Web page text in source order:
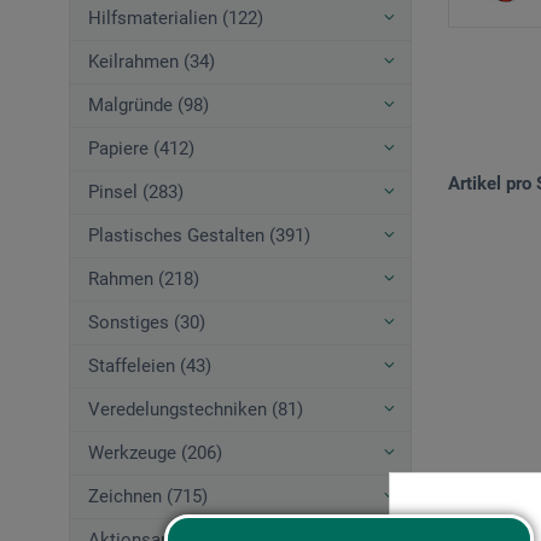
Hilfsmaterialien (122)
Keilrahmen (34)
Malgründe (98)
Papiere (412)
Pinsel (283)
Plastisches Gestalten (391)
Rahmen (218)
Sonstiges (30)
Staffeleien (43)
Veredelungstechniken (81)
Werkzeuge (206)
Zeichnen (715)
Artikel pro